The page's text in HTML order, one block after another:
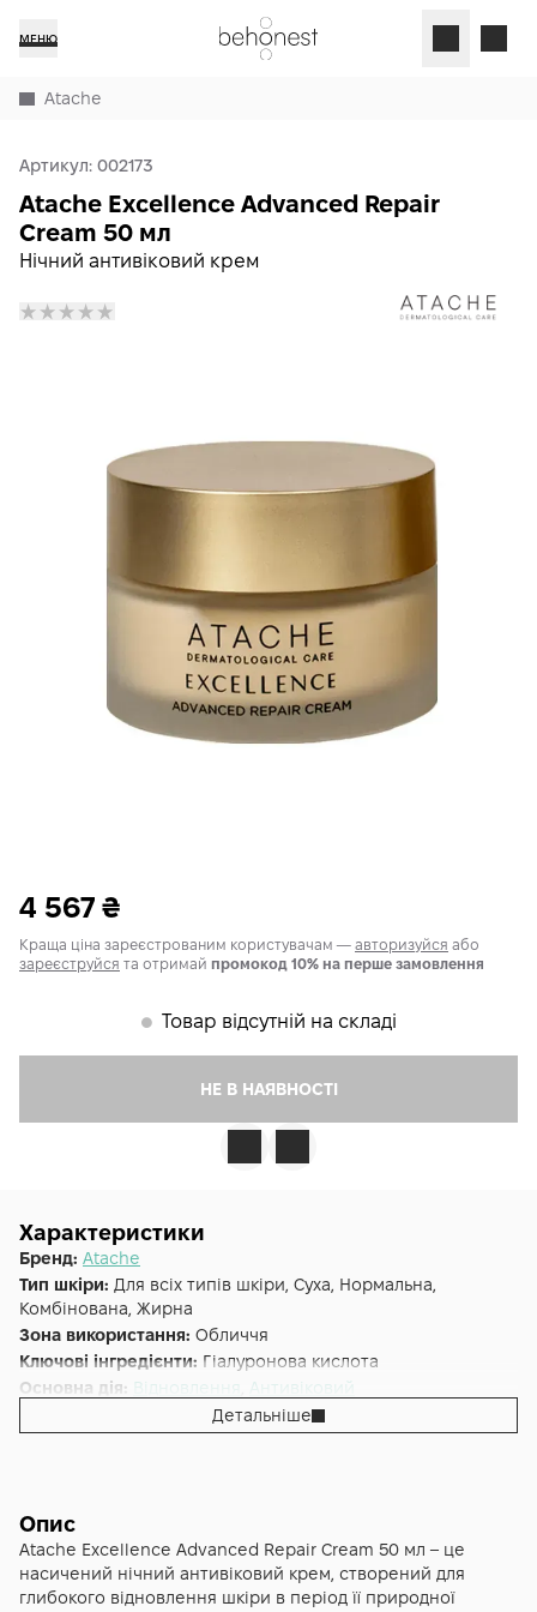
МЕНЮ
Atache
Артикул: 002173
Нічний антивіковий крем
Atache Excellence Advanced Repair
Cream 50 мл
4 567 ₴
Краща ціна зареєстрованим користувачам — авторизуйся або
зареєструйся та отримай промокод 10% на перше замовлення
𒊹 Товар відсутній на складі
НЕ В НАЯВНОСТІ
Характеристики
Бренд: Atache
Тип шкіри: Для всіх типів шкіри, Суха, Нормальна,
Комбінована, Жирна
Зона використання: Обличчя
Ключові інгредієнти: Гіалуронова кислота
Основна дія: Відновлення
Антивіковий
Додаткові властивості:Нічний крем
Альтернативна назва:
Детальніше
Опис
Atache Excellence Advanced Repair Cream 50 мл – це
насичений нічний антивіковий крем, створений для
глибокого відновлення шкіри в період її природної